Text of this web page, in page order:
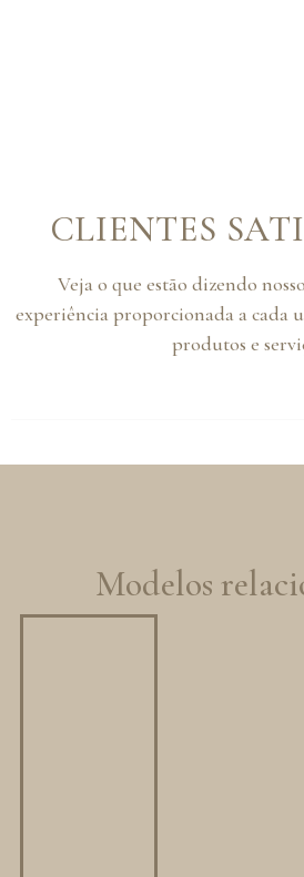
CLIENTES
Veja o que estão dizendo
experiência proporcionada a cada
produtos e
Modelos